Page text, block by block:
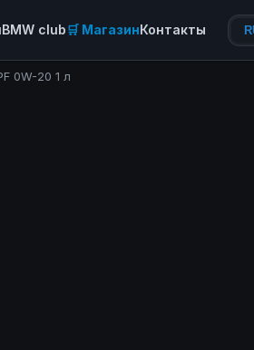
BMW club🛒 МагазинКонтакты
0W-20 1 л